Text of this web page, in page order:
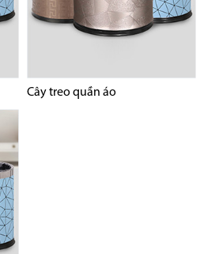
Cây treo quần áo